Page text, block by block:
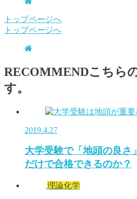
トップページへ
トップページへ
RECOMMENDこちら
す。
2019.4.27
大学受験で「地頭の良さ
だけで合格できるのか？
理論化学